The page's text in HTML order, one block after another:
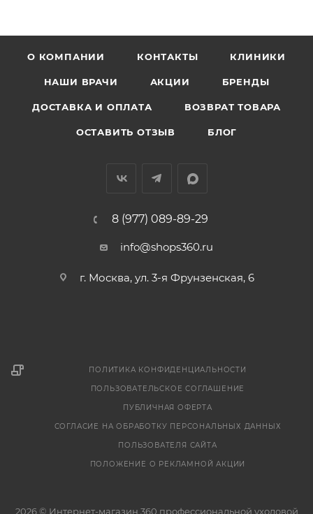
О КОМПАНИИ КОНТАКТЫ КЛИНИКИ
НАШИ ВРАЧИ АКЦИИ БРЕНДЫ
ДОСТАВКА И ОПЛАТА ВОЗВРАТ ТОВАРА
ОСТАВИТЬ ОТЗЫВ БЛОГ
8 (977) 089-89-29
info@shops360.ru
г. Москва, ул. 3-я Фрунзенская, 6
ПОЛИТИКА КОНФИДЕНЦИАЛЬНОСТИ
ПОЛЬЗОВАТЕЛЬСКОЕ СОГЛАШЕНИЕ
ПУБЛИЧНАЯ ОФЕРТА
СОГЛАСИЕ НА ОБРАБОТКУ ПЕРСОНАЛЬНЫХ ДАННЫХ
ПОЛЬЗОВАТЕЛЯ САЙТА
ПОЛОЖЕНИЕ О РЕКЛАМНОЙ АКЦИИ
2026 © Интернет-магазин 360 профессиональной уходовой